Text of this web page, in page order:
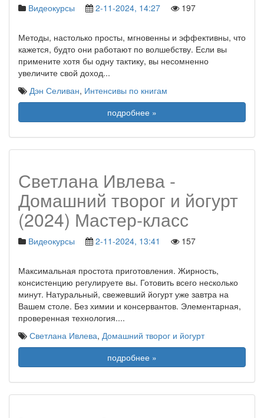
Видеокурсы 2-11-2024, 14:27 197
Методы, настолько просты, мгновенны и эффективны, что
кажется, будто они работают по волшебству. Если вы
примените хотя бы одну тактику, вы несомненно
увеличите свой доход...
Дэн Селиван, Интенсивы по книгам
подробнее »
Светлана Ивлева -
Домашний творог и йогурт
(2024) Мастер-класс
Видеокурсы 2-11-2024, 13:41 157
Максимальная простота приготовления. Жирность,
консистенцию регулируете вы. Готовить всего несколько
минут. Натуральный, свежевший йогурт уже завтра на
Вашем столе. Без химии и консервантов. Элементарная,
проверенная технология....
Светлана Ивлева, Домашний творог и йогурт
подробнее »